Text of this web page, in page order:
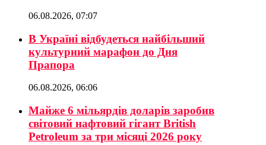
06.08.2026, 07:07
В Україні відбудеться найбільший
культурний марафон до Дня
Прапора
06.08.2026, 06:06
Майже 6 мільярдів доларів заробив
світовий нафтовий гігант British
Petroleum за три місяці 2026 року